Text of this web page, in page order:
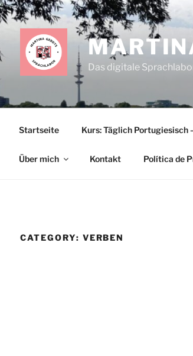
Das digitale
Startseite Kurs: Täglich Portugiesisch
Über mich Kontakt Política de
CATEGORY: VERBEN